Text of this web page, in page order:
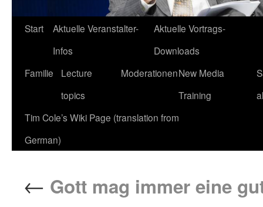
Start
Aktuelle Veranstalter-
Infos
Aktuelle Vortrags-
Downloads
Familie
Lecture
topics
ModerationenNew Media
Training
Tim Cole’s Wiki Page (translation from
German)
← Gott mag immer eine